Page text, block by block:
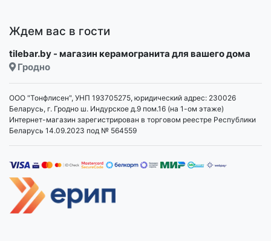
Ждем вас в гости
tilebar.by - магазин керамогранита для вашего дома
Гродно
ООО "Тонфлисен", УНП 193705275, юридический адрес: 230026
Беларусь, г. Гродно ш. Индурское д.9 пом.16 (на 1-ом этаже)
Интернет-магазин зарегистрирован в торговом реестре Республики
Беларусь 14.09.2023 под № 564559